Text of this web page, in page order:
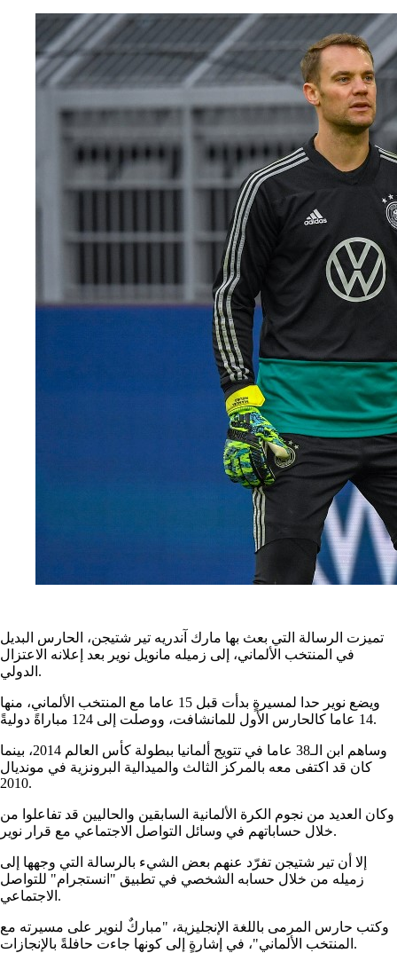
تميزت الرسالة التي بعث بها مارك آندريه تير شتيجن، الحارس البديل
في المنتخب الألماني، إلى زميله مانويل نوير بعد إعلانه الاعتزال
الدولي.
ويضع نوير حدا لمسيرةٍ بدأت قبل 15 عاما مع المنتخب الألماني، منها
14 عاما كالحارس الأول للمانشافت، ووصلت إلى 124 مباراةً دوليةً.
وساهم ابن الـ38 عاما في تتويج ألمانيا ببطولة كأس العالم 2014، بينما
كان قد اكتفى معه بالمركز الثالث والميدالية البرونزية في مونديال
2010.
وكان العديد من نجوم الكرة الألمانية السابقين والحاليين قد تفاعلوا من
خلال حساباتهم في وسائل التواصل الاجتماعي مع قرار نوير.
إلا أن تير شتيجن تفرّد عنهم بعض الشيء بالرسالة التي وجهها إلى
زميله من خلال حسابه الشخصي في تطبيق "انستجرام" للتواصل
الاجتماعي.
وكتب حارس المرمى باللغة الإنجليزية، "مباركٌ لنوير على مسيرته مع
المنتخب الألماني"، في إشارةٍ إلى كونها جاءت حافلةً بالإنجازات.